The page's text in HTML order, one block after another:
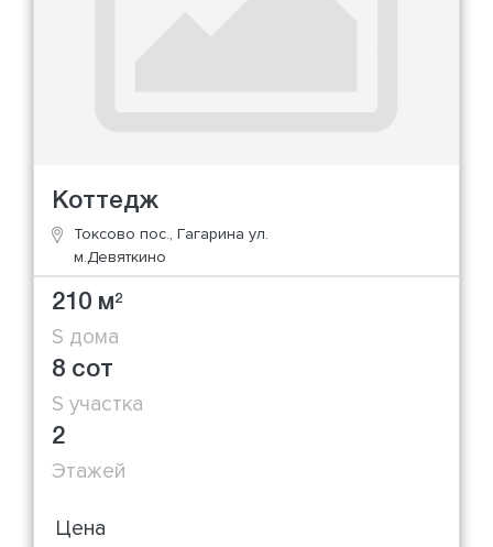
Коттедж
Токсово пос., Гагарина ул.
м.Девяткино
210 м2
S дома
8 сот
S участка
2
Этажей
Цена